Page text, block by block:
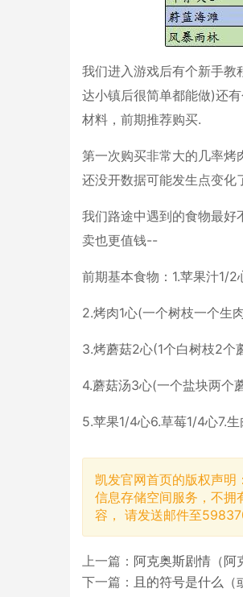
我们进入游戏后有个新手教
达小镇后很简单都能做)还
材料，前期推荐购买.
第一次购买非常大的几率烤
还没开数据可能发生点变化
我们路途中遇到的食物最
卖也更值钱--
前期基本食物：1.苹果汁1/
2.烤肉1心(一个树枝一个生
3.烤蘑菇2心(1个白树枝2个
4.蘑菇汤3心(一个盐块两个
5.苹果1/4心6.草莓1/4心7.
凯发官网首页的版权声明
信息存储空间服务，不拥
容， 请发送邮件至
上一篇： 阿克奥斯剧情（阿
下一篇： 且的符号是什么（